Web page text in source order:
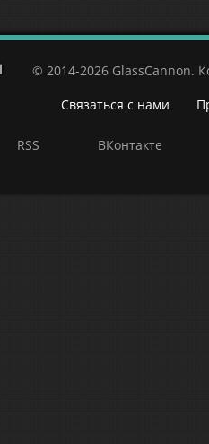
© 2014-2026 GlassCannon.
Связаться с нами
RSS ВКонтакте